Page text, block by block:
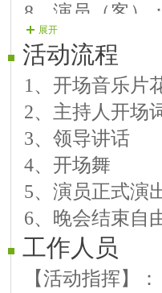
8．演员（客）
9．演员（主）
10．演员（客
展开
活动流程
1、开场音乐片
2、主持人开场
3、领导讲话
4、开场舞
5、演员正式演
6、晚会结束自
工作人员
【活动指挥】